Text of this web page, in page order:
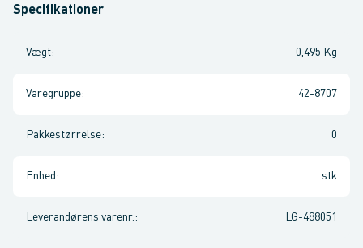
Specifikationer
Vægt: 0,495 Kg
Varegruppe: 42-8707
Pakkestørrelse: 0
Enhed : stk
Leverandørens varenr. : LG-488051